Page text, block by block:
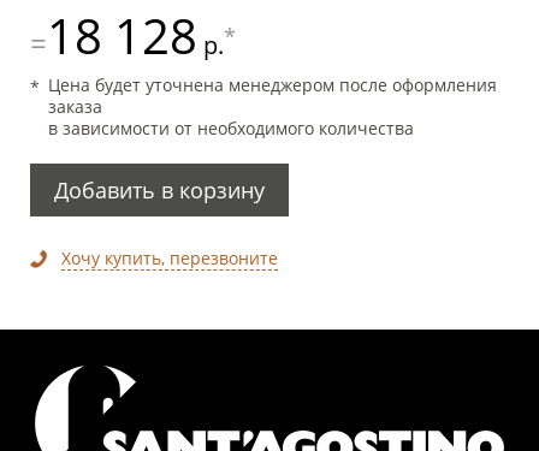
=18 128 р.*
Цена будет уточнена менеджером после оформления
заказа
в зависимости от необходимого количества
Добавить в корзину
Хочу купить, перезвоните